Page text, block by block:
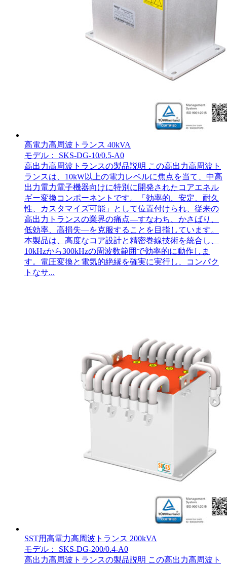
高電力高周波トランス 40kVA
モデル： SKS-DG-10/0.5-A0
高出力高周波トランスの製品説明 この高出力高周波ト
ランスは、10kW以上の電力レベルに焦点を当て、中高
出力電力電子機器向けに特別に開発されたコアエネル
ギー変換コンポーネントです。「効率的、安定、耐久
性、カスタマイズ可能」として位置付けられ、従来の
高出力トランスの業界の痛点—すなわち、かさばり、
低効率、高損失—を克服することを目指しています。
本製品は、高度なコア設計と精密巻線技術を統合し、
10kHzから300kHzの周波数範囲で効率的に動作しま
す。電圧変換と電気的絶縁を確実に実行し、コンパク
トなサ...
SST用高電力高周波トランス 200kVA
モデル： SKS-DG-200/0.4-A0
高出力高周波トランスの製品説明 この高出力高周波ト